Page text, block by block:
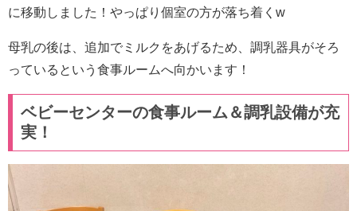
に移動しました！やっぱり個室の方が落ち着くw
母乳の後は、追加でミルクをあげるため、調乳器具がそろ
っているという食事ルームへ向かいます！
ベビーセンターの食事ルーム＆調乳設備が充
実！